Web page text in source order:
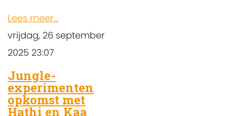
Lees meer...
vrijdag, 26 september
2025 23:07
Jungle-
experimenten
opkomst met
Hathi en Kaa